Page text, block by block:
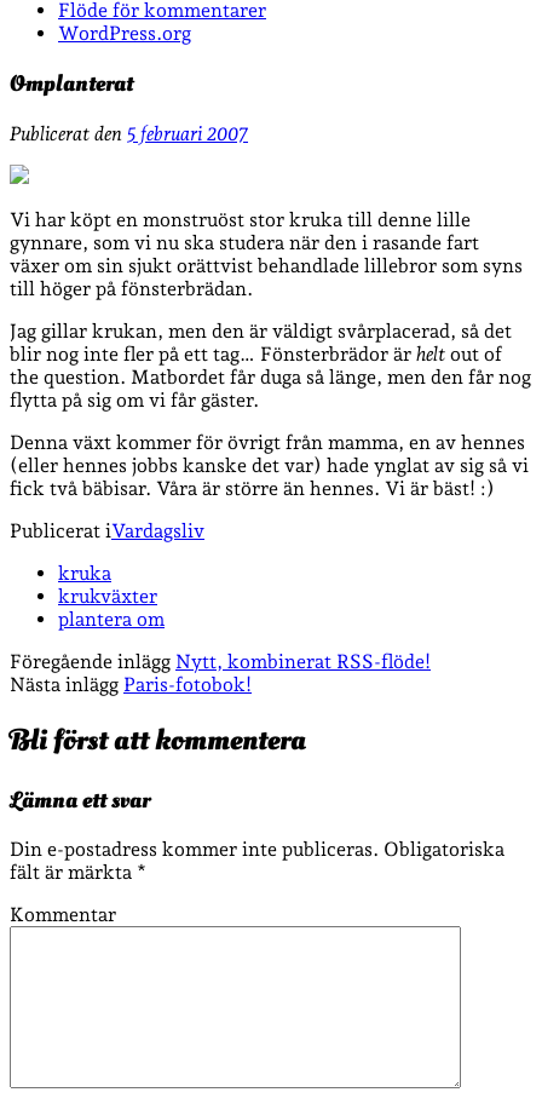
Flöde för kommentarer
WordPress.org
Omplanterat
Publicerat den 5 februari 2007
Vi har köpt en monstruöst stor kruka till denne lille
gynnare, som vi nu ska studera när den i rasande fart
växer om sin sjukt orättvist behandlade lillebror som syns
till höger på fönsterbrädan.
Jag gillar krukan, men den är väldigt svårplacerad, så det
blir nog inte fler på ett tag… Fönsterbrädor är helt out of
the question. Matbordet får duga så länge, men den får nog
flytta på sig om vi får gäster.
Denna växt kommer för övrigt från mamma, en av hennes
(eller hennes jobbs kanske det var) hade ynglat av sig så vi
fick två bäbisar. Våra är större än hennes. Vi är bäst! :)
Publicerat iVardagsliv
kruka
krukväxter
plantera om
Föregående inlägg Nytt, kombinerat RSS-flöde!
Nästa inlägg Paris-fotobok!
Bli först att kommentera
Lämna ett svar
Din e-postadress kommer inte publiceras. Obligatoriska
fält är märkta *
Kommentar